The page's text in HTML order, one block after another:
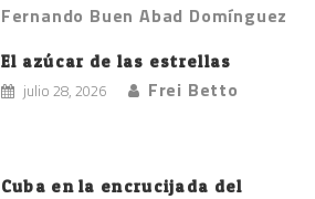
Fernando Buen Abad Domínguez
El azúcar de las estrellas
julio 28, 2026 Frei Betto
Cuba en la encrucijada del